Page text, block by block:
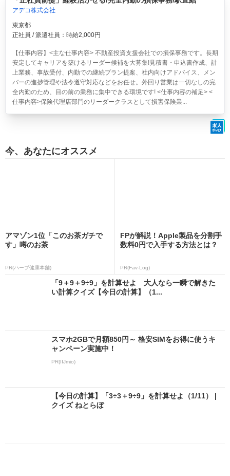
アデコ株式会社
東京都
正社員 / 派遣社員：時給2,000円
【仕事内容】<主な仕事内容> 不動産投資支援会社での損保事務です。長期
安定してキャリアを築けるリーダー候補を大募集!見積書・申込書作成、計
上業務、事故受付、内勤での継続プラン提案、社内向けアドバイス、メン
バーの進捗管理や法令遵守対応などをお任せ。外回り営業は一切なしの完
全内勤のため、目の前の業務に集中できる環境です! <仕事内容の補足> <
仕事内容>保険代理店部門のリーダークラスとして損害保険業...
今、あなたにオススメ
アマゾン1位「このお茶ガチで
す」噂のお茶
PR(ハーブ健康本舗)
FPが解説！Apple製品を分割手
数料0円で入手する方法とは？
PR(Fav-Log)
「9＋9＋9÷9」を計算せよ 大人なら一瞬で解きた
い計算クイズ【今日の計算】（1...
スマホ2GBで月額850円～ 格安SIMをお得に使うキ
ャンペーン実施中！
PR(IIJmio)
【今日の計算】「3÷3＋9÷9」を計算せよ（1/11） |
クイズ ねとらぼ